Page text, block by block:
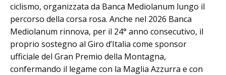
ciclismo, organizzata da Banca Mediolanum lungo il
percorso della corsa rosa. Anche nel 2026 Banca
Mediolanum rinnova, per il 24° anno consecutivo, il
proprio sostegno al Giro d’Italia come sponsor
ufficiale del Gran Premio della Montagna,
confermando il legame con la Maglia Azzurra e con